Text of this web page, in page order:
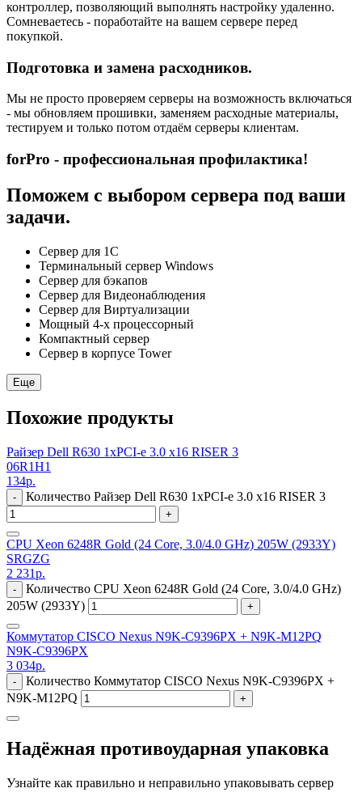
контроллер, позволяющий выполнять настройку удаленно.
Сомневаетесь - поработайте на вашем сервере перед
покупкой.
Подготовка и замена расходников.
Мы не просто проверяем серверы на возможность включаться
- мы обновляем прошивки, заменяем расходные материалы,
тестируем и только потом отдаём серверы клиентам.
forPro - профессиональная профилактика!
Поможем с выбором сервера под ваши
задачи.
Сервер для 1С
Терминальный сервер Windows
Сервер для бэкапов
Сервер для Видеонаблюдения
Сервер для Виртуализации
Мощный 4-х процессорный
Компактный сервер
Сервер в корпусе Tower
Еще
Похожие продукты
Райзер Dell R630 1xPCI-e 3.0 x16 RISER 3
06R1H1
134р.
- Количество Райзер Dell R630 1xPCI-e 3.0 x16 RISER 3
+
CPU Xeon 6248R Gold (24 Core, 3.0/4.0 GHz) 205W (2933Y)
SRGZG
2 231р.
-
Количество CPU Xeon 6248R Gold (24 Core, 3.0/4.0 GHz)
205W (2933Y)
+
Коммутатор CISCO Nexus N9K-C9396PX + N9K-M12PQ
N9K-C9396PX
3 034р.
-
Количество Коммутатор CISCO Nexus N9K-C9396PX +
N9K-M12PQ
+
Надёжная противоударная упаковка
Узнайте как правильно и неправильно упаковывать сервер